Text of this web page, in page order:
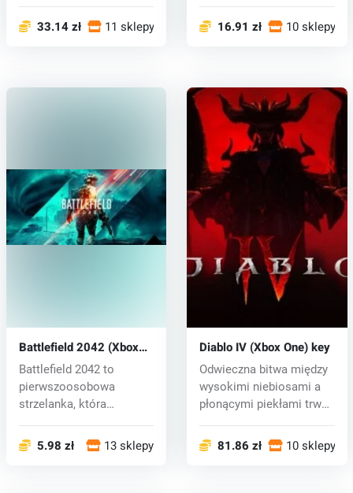
33.14 zł 11 sklepy 16.91 zł 10 sklepy
Battlefield 2042 (Xbox
One) key
Battlefield 2042 to
pierwszoosobowa
strzelanka, która
5.98 zł 13 sklepy
Diablo IV (Xbox One) key
Odwieczna bitwa między
wysokimi niebiosami a
płonącymi piekłami trwa,
81.86 zł 10 sklepy